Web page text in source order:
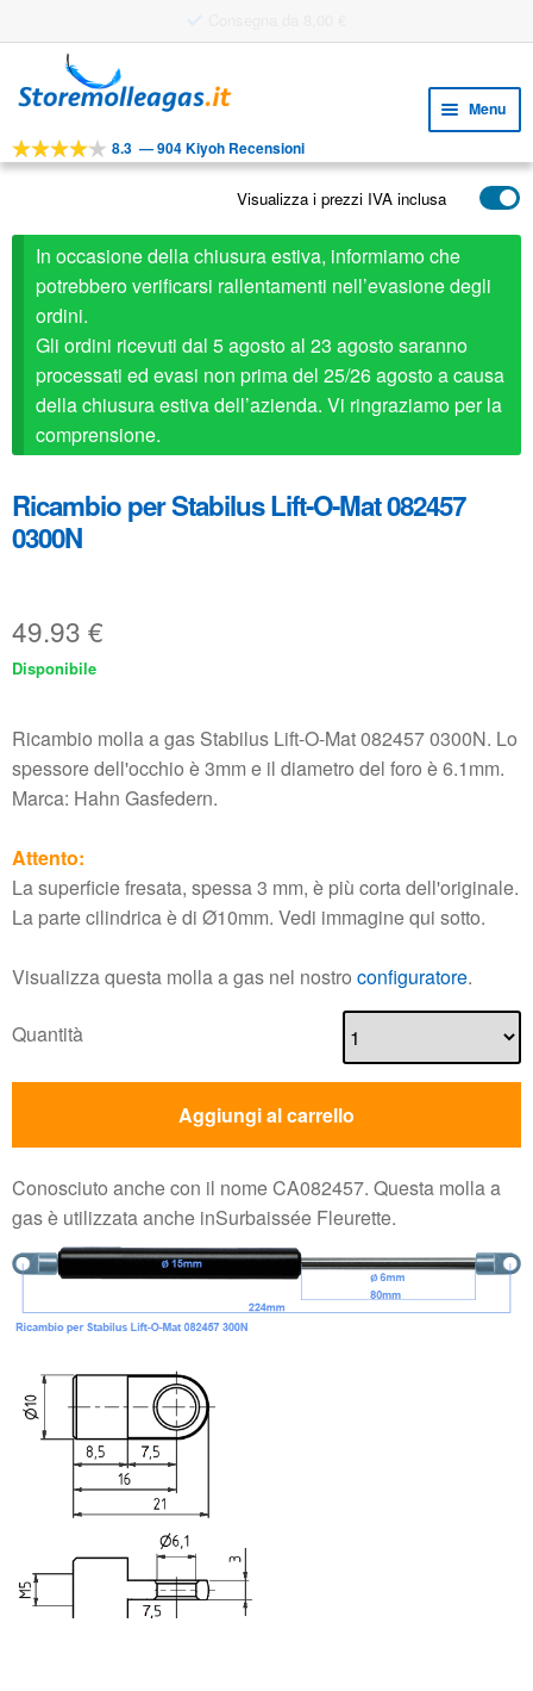
alla
al
Menu
STRUMENTI
il
menu
child
child
APPLICAZIONI
SERVIZIO CLIENTI
child
FAQ
8.3 —904 Kiyoh Recensioni
Visualizza i prezzi IVA inclusa
In occasione della chiusura estiva, informiamo che
potrebbero verificarsi rallentamenti nell’evasione degli
ordini.
Gli ordini ricevuti dal 5 agosto al 23 agosto saranno
processati ed evasi non prima del 25/26 agosto a causa
della chiusura estiva dell’azienda. Vi ringraziamo per la
comprensione.
Ricambio per Stabilus Lift-O-Mat 082457
0300N
49.93 €
Disponibile
Ricambio molla a gas Stabilus Lift-O-Mat 082457 0300N. Lo
spessore dell'occhio è 3mm e il diametro del foro è 6.1mm.
Marca: Hahn Gasfedern.
Attento:
La superficie fresata, spessa 3 mm, è più corta dell'originale.
La parte cilindrica è di Ø10mm. Vedi immagine qui sotto.
Visualizza questa molla a gas nel nostro configuratore.
Quantità
Aggiungi al carrello
Conosciuto anche con il nome CA082457. Questa molla a
gas è utilizzata anche inSurbaissée Fleurette.